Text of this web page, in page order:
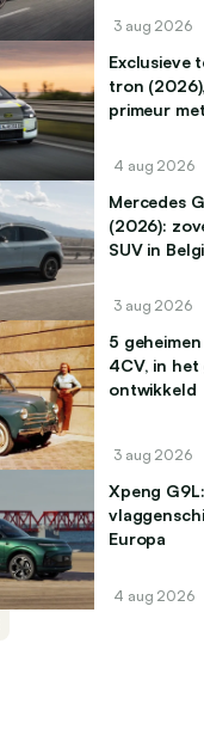
3 aug 2026
Exclusieve
tron
primeur
4 aug 2026
Mercedes
(2026):
SUV in
3 aug 2026
5
4CV, in het
ontwikkeld
3 aug 2026
Xpeng
Europa
4 aug 2026